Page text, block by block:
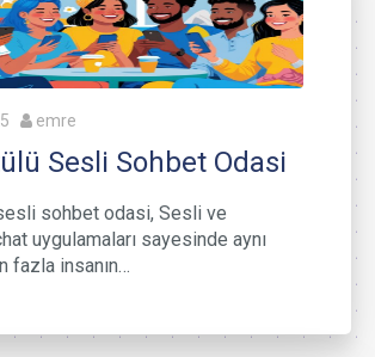
emre
Sesli Sohbet Odasi
sohbet odasi, Sesli ve
uygulamaları sayesinde aynı
fazla insanın…